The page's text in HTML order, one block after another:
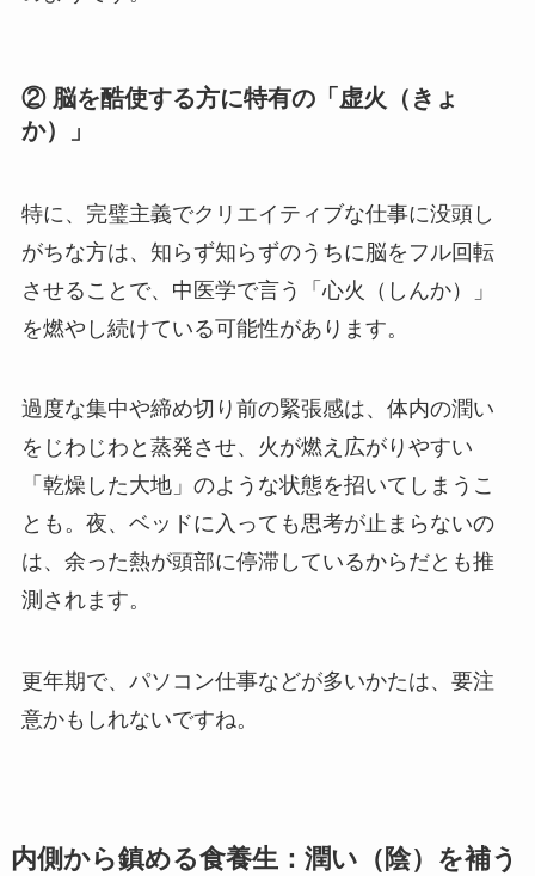
② 脳を酷使する方に特有の「虚火（きょ
か）」
特に、完璧主義でクリエイティブな仕事に没頭し
がちな方は、知らず知らずのうちに脳をフル回転
させることで、中医学で言う「心火（しんか）」
を燃やし続けている可能性があります。
過度な集中や締め切り前の緊張感は、体内の潤い
をじわじわと蒸発させ、火が燃え広がりやすい
「乾燥した大地」のような状態を招いてしまうこ
とも。夜、ベッドに入っても思考が止まらないの
は、余った熱が頭部に停滞しているからだとも推
測されます。
更年期で、パソコン仕事などが多いかたは、要注
意かもしれないですね。
内側から鎮める食養生：潤い（陰）を補う